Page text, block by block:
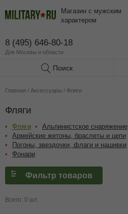
Магазин с мужским
характером
8 (495) 646-80-18
Для Москвы и области
Поиск
Главная / Аксессуары / Фляги
Фляги
Фляги
Альпинистское снаряжение
Армейские жетоны, браслеты и цепи
Погоны, звездочки, флаги и нашивки
Фонари
Фильтр товаров
Всего: 0 шт.